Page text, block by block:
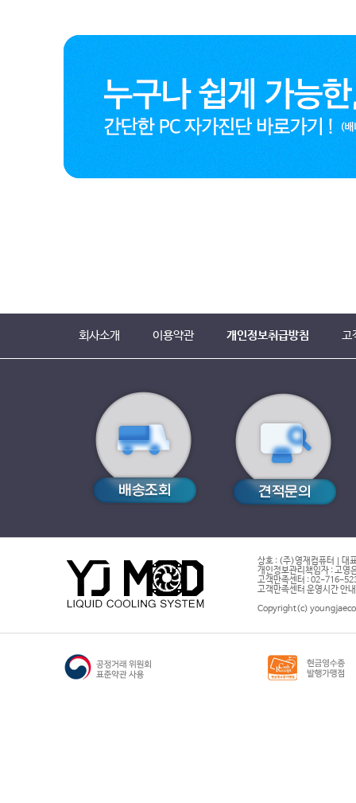
회사소개 이용약관 개인정보취급방침 고
상호 : (주)영재컴퓨터 | 대
개인정보관리책임자 : 고영
고객만족센터 : 02-716-
고객만족센터 운영시간 안
Copyright(c)